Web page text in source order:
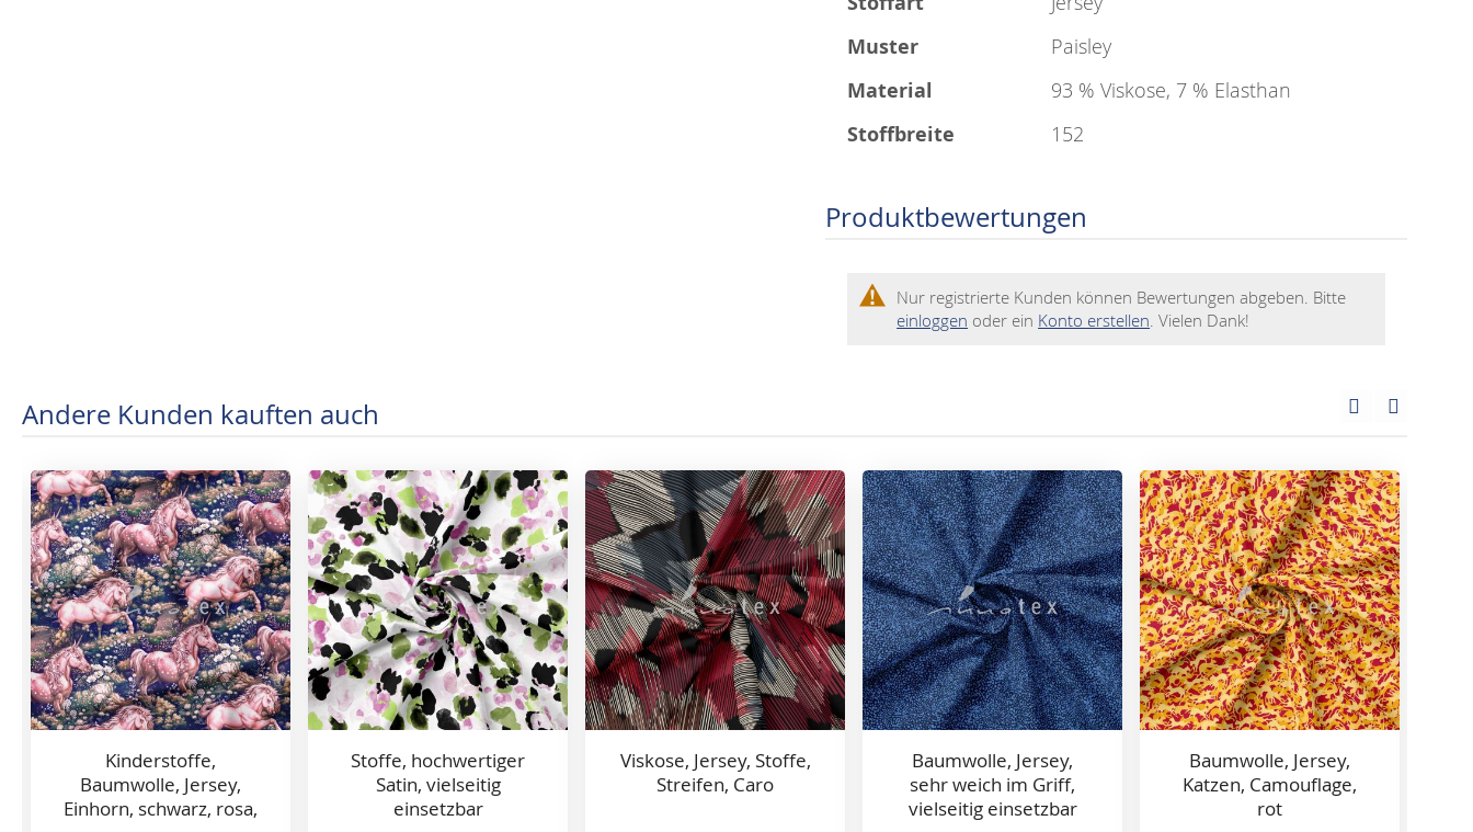
Muster Paisley
Material 93 % Viskose, 7 % Elasthan
Stoffbreite 152
Produktbewertungen
Nur registrierte Kunden können Bewertungen abgeben. Bitte
einloggen oder ein Konto erstellen. Vielen Dank!
Andere Kunden kauften auch
Kinderstoffe,
Baumwolle, Jersey,
Einhorn, schwarz, rosa,
Stoffe, hochwertiger
Satin, vielseitig
einsetzbar
Viskose, Jersey, Stoffe,
Streifen, Caro
Baumwolle, Jersey,
sehr weich im Griff,
vielseitig einsetzbar
Baumwolle, Jersey,
Katzen, Camouflage,
rot